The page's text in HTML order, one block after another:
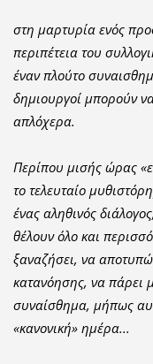
στη μαρτυρία ενός
περιπέτεια του
έναν πλούτο
δημιουργοί μπορούν
απλόχερα.
Περίπου μισής ώρας
το τελευταίο
ένας αληθινός
θέλουν όλο και
ξαναζήσει, να
κατανόησης, να πάρει
συναίσθημα, μήπως
«κανονική» ημέρα...